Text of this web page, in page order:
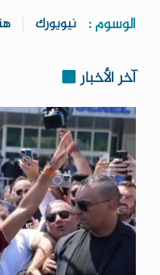
الوسوم : نيويورك
آخر الأخبار